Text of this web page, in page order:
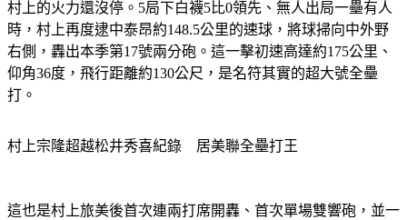
村上的火力還沒停。5局下白襪5比0領先、無人出局一壘有人
時，村上再度逮中泰昂約148.5公里的速球，將球掃向中外野
右側，轟出本季第17號兩分砲。這一擊初速高達約175公里、
仰角36度，飛行距離約130公尺，是名符其實的超大號全壘
打。
村上宗隆超越松井秀喜紀錄　居美聯全壘打王
這也是村上旅美後首次連兩打席開轟、首次單場雙響砲，並一